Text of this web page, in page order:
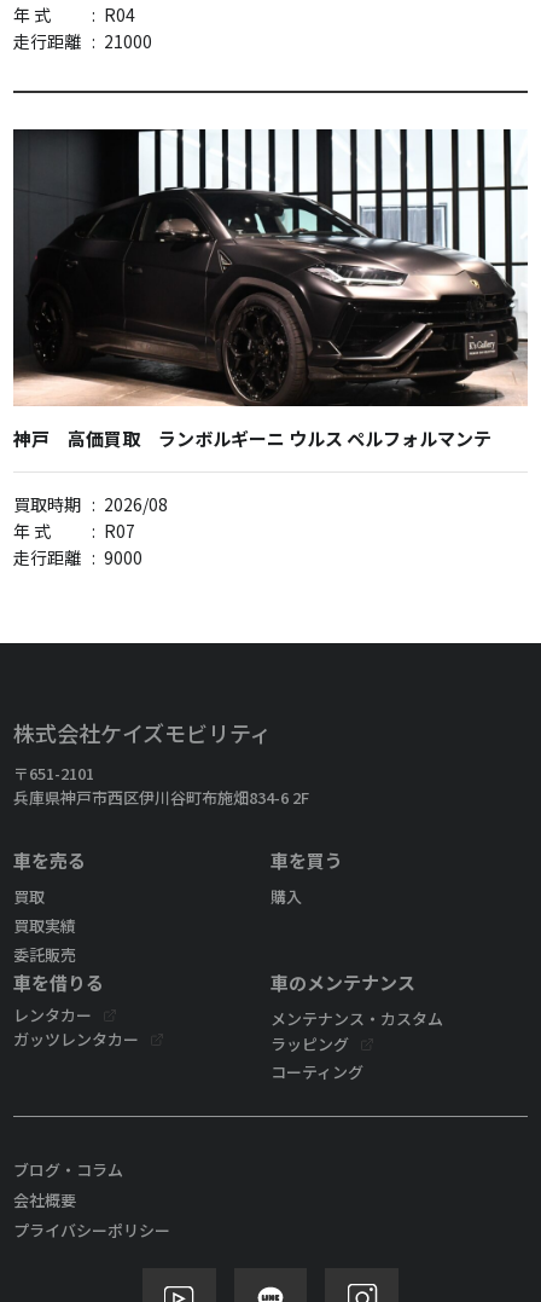
年 式
: R04
走行距離 : 21000
神戸 高価買取 ランボルギーニ ウルス ペルフォルマンテ
買取時期 : 2026/08
年 式
: R07
走行距離 : 9000
株式会社ケイズモビリティ
〒651-2101
兵庫県神戸市西区伊川谷町布施畑834-6 2F
車を売る
買取
買取実績
委託販売
車を買う
購入
車を借りる
レンタカー
ガッツレンタカー
車のメンテナンス
メンテナンス・カスタム
ラッピング
コーティング
ブログ・コラム
会社概要
プライバシーポリシー